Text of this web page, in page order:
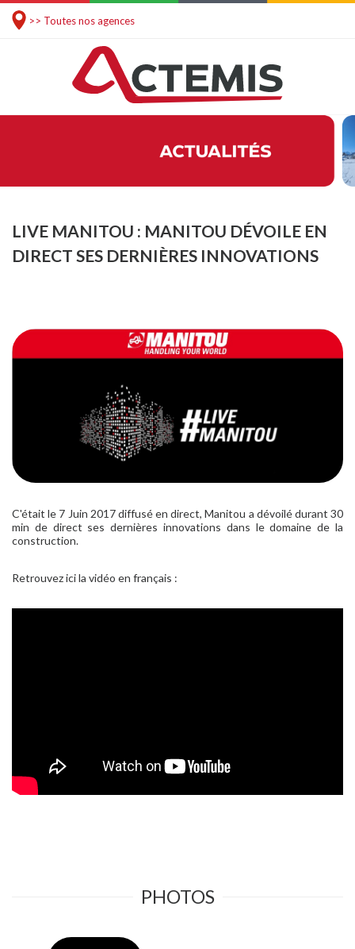
>> Toutes nos agences
LIVE MANITOU : MANITOU DÉVOILE EN
DIRECT SES DERNIÈRES INNOVATIONS
C'était le 7 Juin 2017 diffusé en direct, Manitou a dévoilé durant 30
min de direct ses dernières innovations dans le domaine de la
construction.
Retrouvez ici la vidéo en français :
PHOTOS